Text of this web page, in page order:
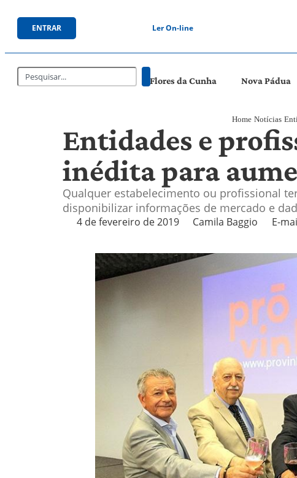
ENTRAR Ler On-line
Flores da Cunha Nova Pádua
Home Notícias
Entidades e
inédita para
Qualquer estabelecimento ou profissional
disponibilizar informações de mercado e
4 de fevereiro de 2019 Camila Baggio E-